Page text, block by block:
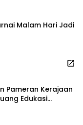
Malam Hari Jadi
Pameran Kerajaan
Edukasi